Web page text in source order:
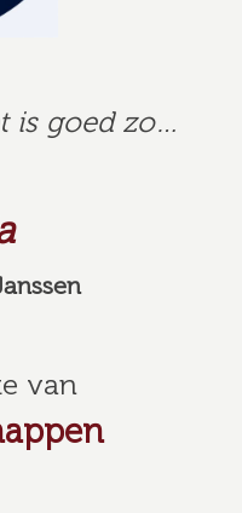
is goed zo…
van